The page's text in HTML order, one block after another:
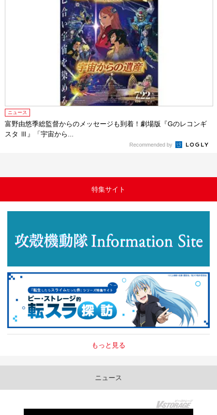
ニュース
富野由悠季総監督からのメッセージも到着！劇場版『Gのレコンギ
スタ Ⅲ』「宇宙から...
Recommended by
特集サイト
もっと見る
ニュース